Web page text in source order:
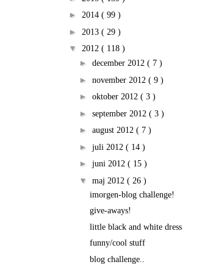
► 2014 ( 99 )
► 2013 ( 29 )
▼ 2012 ( 118 )
► december 2012 ( 7 )
► november 2012 ( 9 )
► oktober 2012 ( 3 )
► september 2012 ( 3 )
► august 2012 ( 7 )
► juli 2012 ( 14 )
► juni 2012 ( 15 )
▼ maj 2012 ( 26 )
imorgen-blog challenge!
give-aways!
little black and white dress
funny/cool stuff
blog challenge..